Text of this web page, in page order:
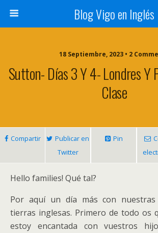
Blog Vigo en Inglés
18 Septiembre, 2023 • 2
Sutton- Días 3 Y 4- Londres Y
Clase
Compartir
Publicar en
Twitter
Pin
Hello families! Qué tal?
Por aquí un día más con
tierras inglesas. Primero de todo os
estoy encantada con vuestros